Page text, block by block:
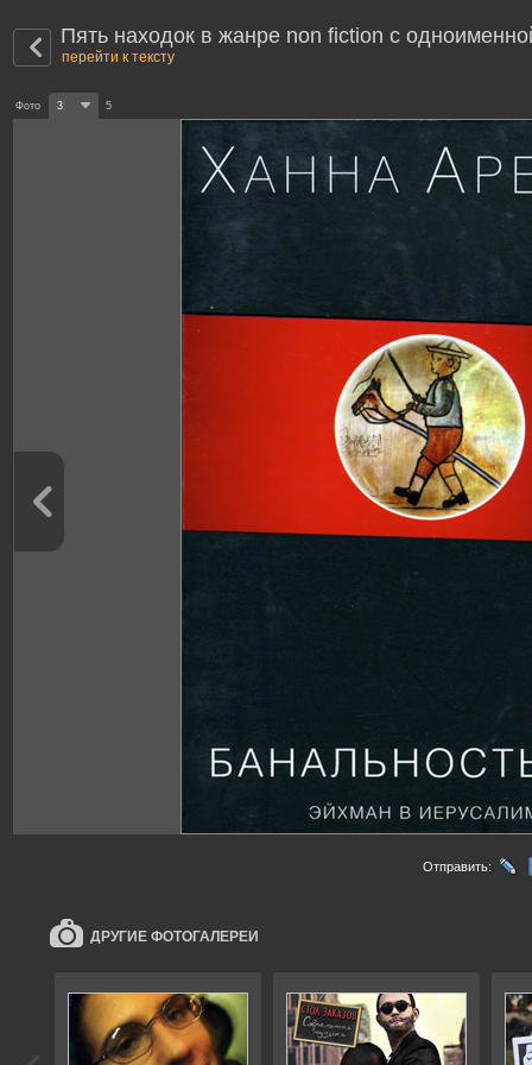
Пять находок в жанре non fiction с
перейти к тексту
Фото 3 5
Отправить:
ДРУГИЕ ФОТОГАЛЕРЕИ